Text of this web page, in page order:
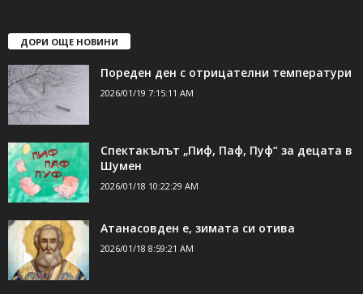
ДОРИ ОЩЕ НОВИНИ
Пореден ден с отрицателни температури
2026/01/19 7:15:11 AM
Спектакълът „Пиф, Паф, Пуф“ за децата в
Шумен
2026/01/18 10:22:29 AM
Атанасовден е, зимата си отива
2026/01/18 8:59:21 AM